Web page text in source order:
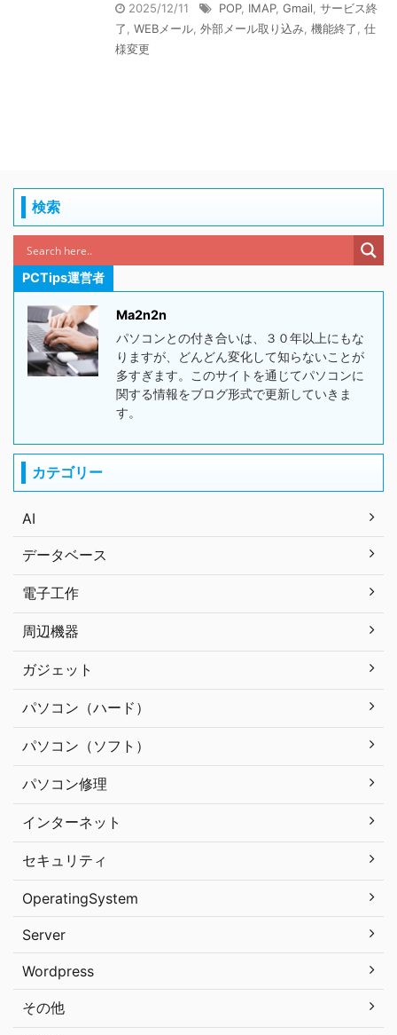
2025/12/11 POP, IMAP, Gmail サービス終
了
WEBメール 外部メール取り込み 機能終了
仕
様変更
検索
PCTips運営者
Ma2n2n
パソコンとの付き合いは、３０年以上にもな
りますが、どんどん変化して知らないことが
多すぎます。このサイトを通じてパソコンに
関する情報をブログ形式で更新していきま
す。
カテゴリー
AI
データベース
電子工作
周辺機器
ガジェット
パソコン（ハード）
パソコン（ソフト）
パソコン修理
インターネット
セキュリティ
OperatingSystem
Server
Wordpress
その他